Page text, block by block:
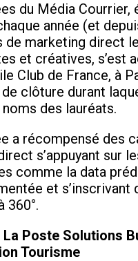
du Média Courrier,
année (et
de marketing direct
et créatives, s’est
Club de France, à
clôture durant
des lauréats.
a récompensé des
s’appuyant sur
comme la data
et s’inscrivant
360°.
La Poste Solutions
Tourisme